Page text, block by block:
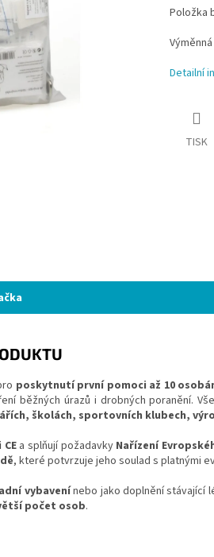
Položka
Detailní
TISK
poskytnutí první pomoci až 10
běžných úrazů i drobných poranění.
školách, sportovních klubech,
a splňují požadavky Nařízení
, které potvrzuje jeho soulad s platnými
vybavenínebo jako doplnění stávající
počet osob.